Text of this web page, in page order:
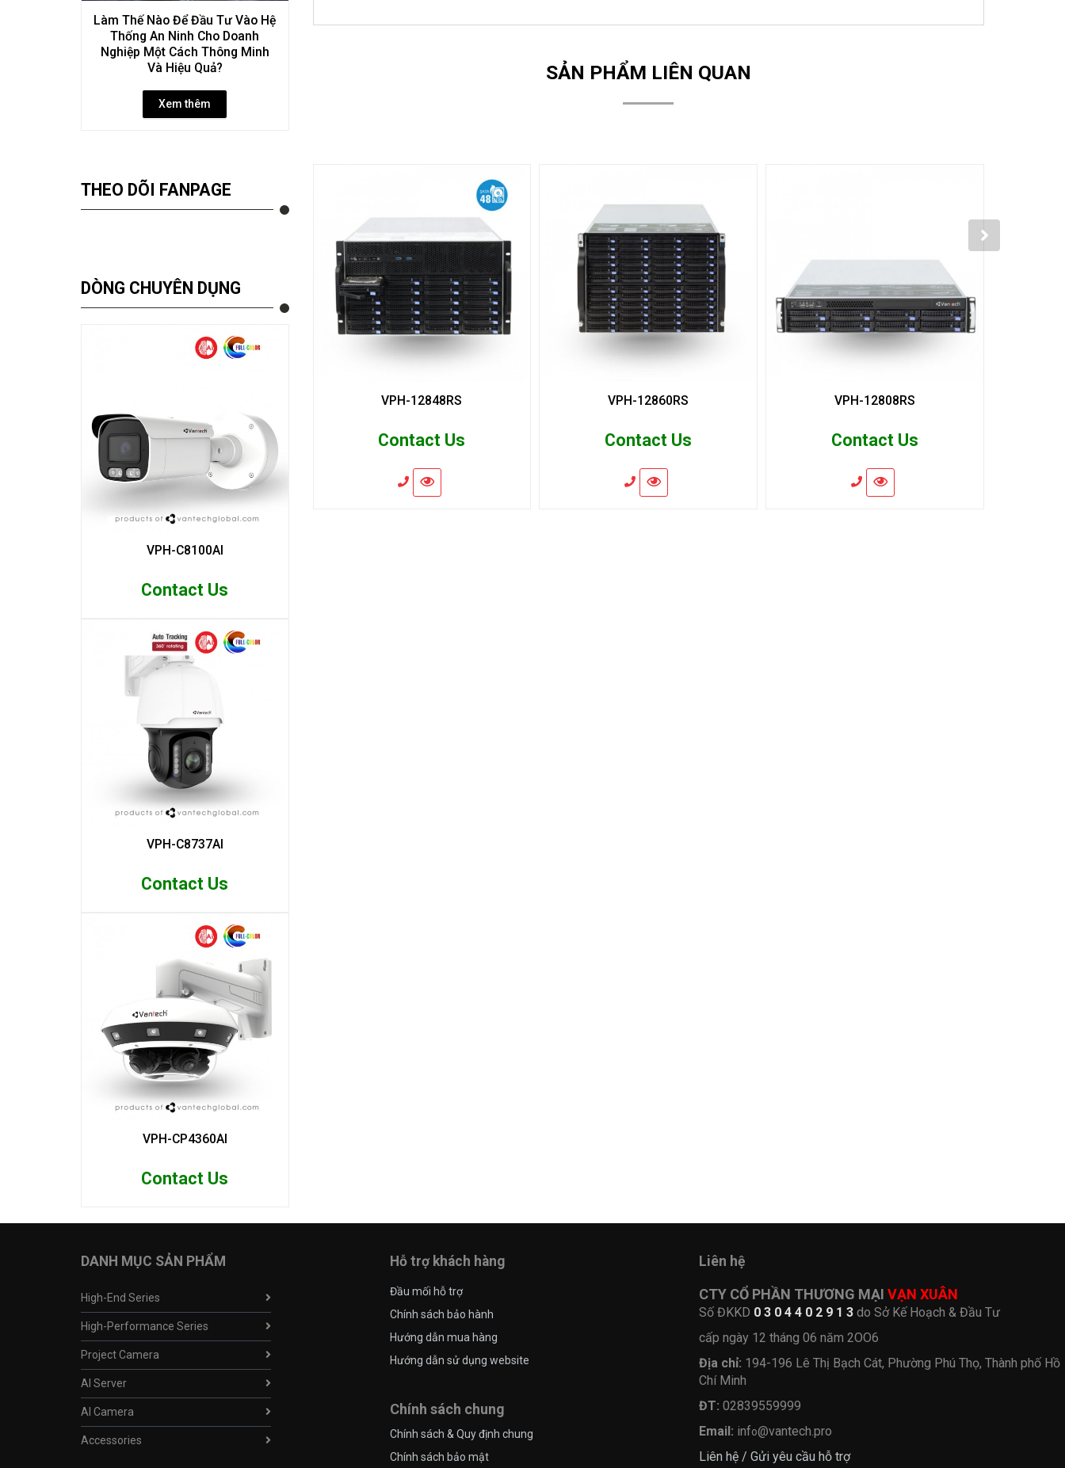
SẢN PHẨM LIÊN QUAN
VPH-12848RS
Contact Us
VPH-12860RS
Contact Us
VPH-12808RS
Contact Us
Làm Thế Nào Để Đầu Tư Vào Hệ
Thống An Ninh Cho Doanh
Nghiệp Một Cách Thông Minh
Và Hiệu Quả?
Xem thêm
THEO DÕI FANPAGE
DÒNG CHUYÊN DỤNG
VPH-C8100AI
Contact Us
VPH-C8737AI
Contact Us
VPH-CP4360AI
Contact Us
DANH MỤC SẢN PHẨM
High-End Series
High-Performance Series
Project Camera
AI Server
AI Camera
Accessories
Hỗ trợ khách hàng
Đầu mối hỗ trợ
Chính sách bảo hành
Hướng dẫn mua hàng
Hướng dẫn sử dụng website
Chính sách chung
Chính sách & Quy định chung
Chính sách bảo mật
Liên hệ
CTY CỔ PHẦN THƯƠNG MẠI VẠN XUÂN
Số ĐKKD 0 3 0 4 4 0 2 9 1 3do Sở Kế Hoạch & Đầu Tư
cấp ngày 12 tháng 06 năm 2OO6
Địa chỉ: 194-196 Lê Thị Bạch Cát, Phường Phú Thọ, Thành phố Hồ
Chí Minh
ĐT: 02839559999
Email: info@vantech.pro
Liên hệ / Gửi yêu cầu hỗ trợ